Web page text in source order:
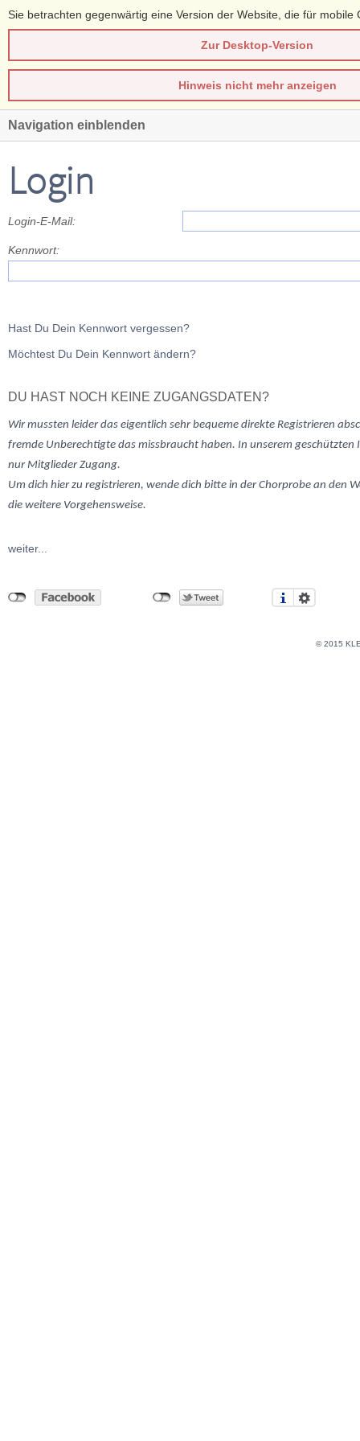
Sie betrachten gegenwärtig eine Version der Website, die für mobile
Zur Desktop-Version
Hinweis nicht mehr anzeigen
Navigation einblenden
Login
Login-E-Mail:
Kennwort:
Hast Du Dein Kennwort vergessen?
Möchtest Du Dein Kennwort ändern?
DU HAST NOCH KEINE ZUGANGSDATEN?
Wir mussten leiderdas eigentlich sehr bequeme direkte Registrieren
fremde Unberechtigte das missbraucht haben. In unserem
nur Mitglieder Zugang.
Um dich hier zu registrieren, wende dich bitte in der Chorprobe an den
die weitere Vorgehensweise.
weiter...
© 2015